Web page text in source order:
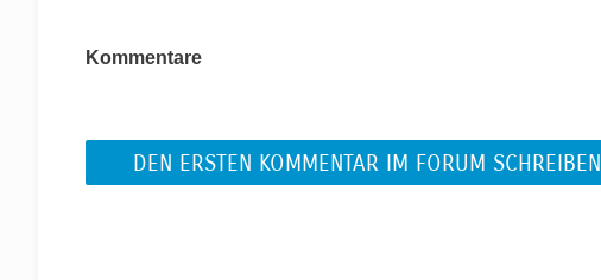
Kommentare
DEN ERSTEN KOMMENTAR IM FORUM SCHREIBEN